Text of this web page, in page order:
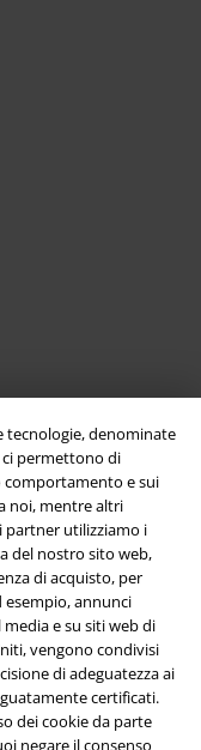
tecnologie, denominate
permettono di
comportamento e sui
noi, mentre altri
partner utilizziamo i
del nostro sito web,
di acquisto, per
esempio, annunci
e su siti web di
vengono condivisi
di adeguatezza ai
certificati.
dei cookie da parte
negare il consenso